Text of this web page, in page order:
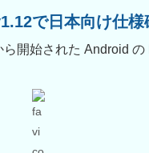
で日本向け仕様
開始された Android